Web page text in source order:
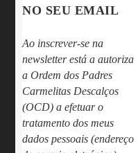
NO SEU EMAIL
Ao inscrever-se na
newsletter está a autoriza
a Ordem dos Padres
Carmelitas Descalços
(OCD) a efetuar o
tratamento dos meus
dados pessoais (endereço